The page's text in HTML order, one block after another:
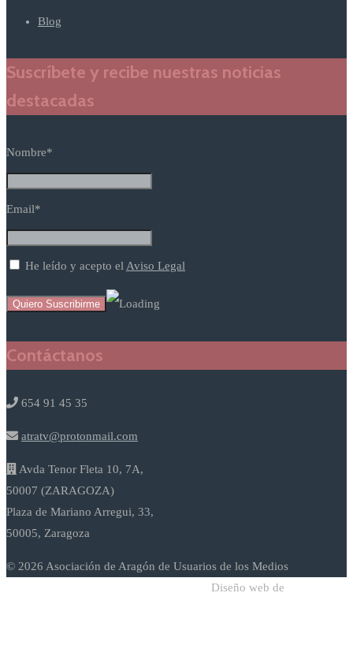
Blog
Suscríbete y recibe nuestras noticias
destacadas
Nombre*
Email*
He leído y acepto elAviso Legal
Contáctanos
654 91 45 35
atratv@protonmail.com
Avda Tenor Fleta 10, 7A,
50007 (ZARAGOZA)
Plaza de Mariano Arregui, 33,
50005, Zaragoza
© 2026 Asociación de Aragón de Usuarios de los Medios
Diseño web de